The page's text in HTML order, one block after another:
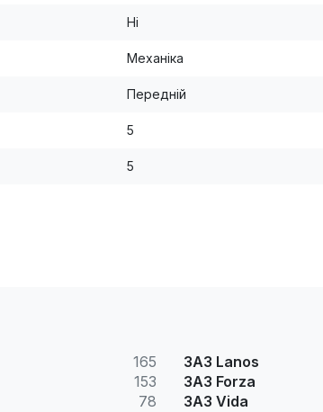
Ні
Механіка
Передній
5
5
165
153
78
ЗАЗ Lanos
ЗАЗ Forza
ЗАЗ Vida